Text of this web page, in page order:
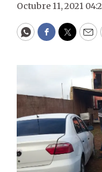
Octubre 11, 2021
WhatsApp
Facebook